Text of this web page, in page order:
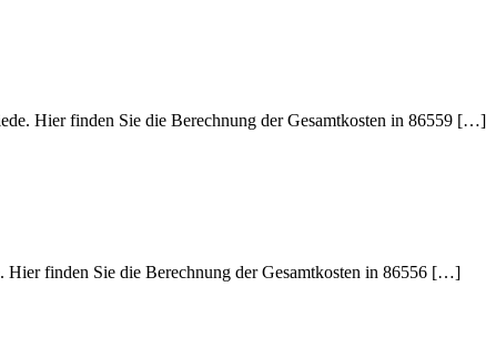
Hier finden Sie die Berechnung der Gesamtkosten in 86559 […]
Hier finden Sie die Berechnung der Gesamtkosten in 86556 […]